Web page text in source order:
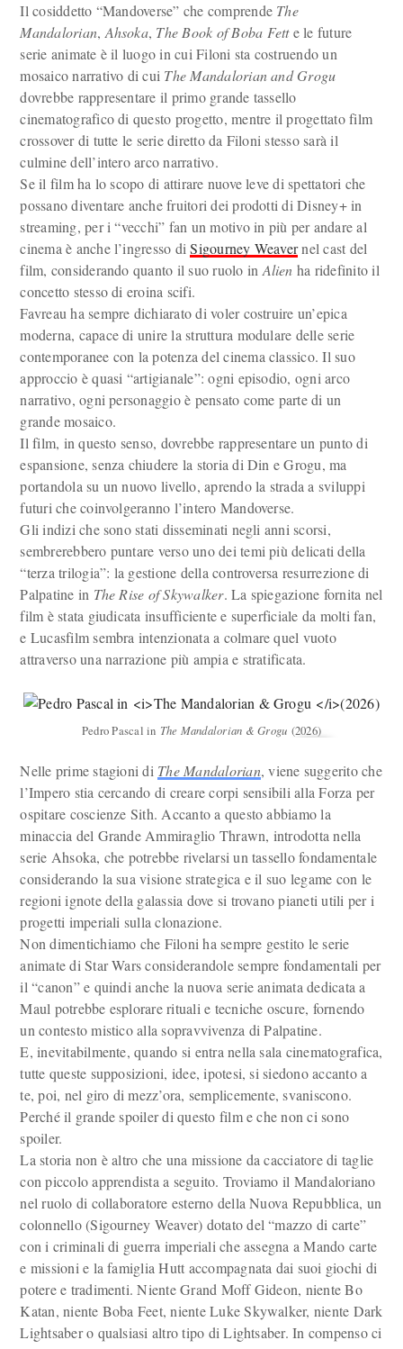
Il cosiddetto “Mandoverse” che comprende The
Mandalorian, Ahsoka, The Book of Boba Fette le future
serie animate è il luogo in cui Filoni sta costruendo un
mosaico narrativo di cui The Mandalorian and Grogu
dovrebbe rappresentare il primo grande tassello
cinematografico di questo progetto, mentre il progettato film
crossover di tutte le serie diretto da Filoni stesso sarà il
culmine dell’intero arco narrativo.
Se il film ha lo scopo di attirare nuove leve di spettatori che
possano diventare anche fruitori dei prodotti di Disney+ in
streaming, per i “vecchi” fan un motivo in più per andare al
cinema è anche l’ingresso diSigourney Weavernel cast del
film, considerando quanto il suo ruolo in Alien ha ridefinito il
concetto stesso di eroina scifi.
Favreau ha sempre dichiarato di voler costruire un’epica
moderna, capace di unire la struttura modulare delle serie
contemporanee con la potenza del cinema classico. Il suo
approccio è quasi “artigianale”: ogni episodio, ogni arco
narrativo, ogni personaggio è pensato come parte di un
grande mosaico.
Il film, in questo senso, dovrebbe rappresentare un punto di
espansione, senza chiudere la storia di Din e Grogu, ma
portandola su un nuovo livello, aprendo la strada a sviluppi
futuri che coinvolgeranno l’intero Mandoverse.
Gli indizi che sono stati disseminati negli anni scorsi,
sembrerebbero puntare verso uno dei temi più delicati della
“terza trilogia”: la gestione della controversa resurrezione di
Palpatine in The Rise of Skywalker. La spiegazione fornita nel
film è stata giudicata insufficiente e superficiale da molti fan,
e Lucasfilm sembra intenzionata a colmare quel vuoto
attraverso una narrazione più ampia e stratificata.
Pedro Pascal in The Mandalorian & Grogu (2026)
Nelle prime stagioni di The Mandalorian, viene suggerito che
l’Impero stia cercando di creare corpi sensibili alla Forza per
ospitare coscienze Sith. Accanto a questo abbiamo la
minaccia del Grande Ammiraglio Thrawn, introdotta nella
serie Ahsoka, che potrebbe rivelarsi un tassello fondamentale
considerando la sua visione strategica e il suo legame con le
regioni ignote della galassia dove si trovano pianeti utili per i
progetti imperiali sulla clonazione.
Non dimentichiamo che Filoni ha sempre gestito le serie
animate di Star Wars considerandole sempre fondamentali per
il “canon” e quindi anche la nuova serie animata dedicata a
Maul potrebbe esplorare rituali e tecniche oscure, fornendo
un contesto mistico alla sopravvivenza di Palpatine.
E, inevitabilmente, quando si entra nella sala cinematografica,
tutte queste supposizioni, idee, ipotesi, si siedono accanto a
te, poi, nel giro di mezz’ora, semplicemente, svaniscono.
Perché il grande spoiler di questo film e che non ci sono
spoiler.
La storia non è altro che una missione da cacciatore di taglie
con piccolo apprendista a seguito. Troviamo il Mandaloriano
nel ruolo di collaboratore esterno della Nuova Repubblica, un
colonnello (Sigourney Weaver) dotato del “mazzo di carte”
con i criminali di guerra imperiali che assegna a Mando carte
e missioni e la famiglia Hutt accompagnata dai suoi giochi di
potere e tradimenti. Niente Grand Moff Gideon, niente Bo
Katan, niente Boba Feet, niente Luke Skywalker, niente Dark
Lightsaber o qualsiasi altro tipo di Lightsaber. In compenso ci